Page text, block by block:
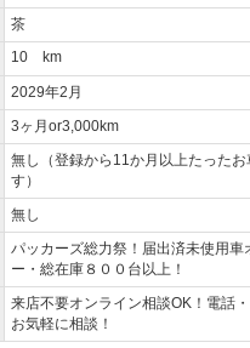
茶
10 km
2029年2月
3ヶ月or3,000km
無し（登録から11か月以上たったお
す）
無し
パッカーズ総力祭！届出済未使用車
ー・総在庫８００台以上！
来店不要オンライン相談OK！電話
お気軽に相談！